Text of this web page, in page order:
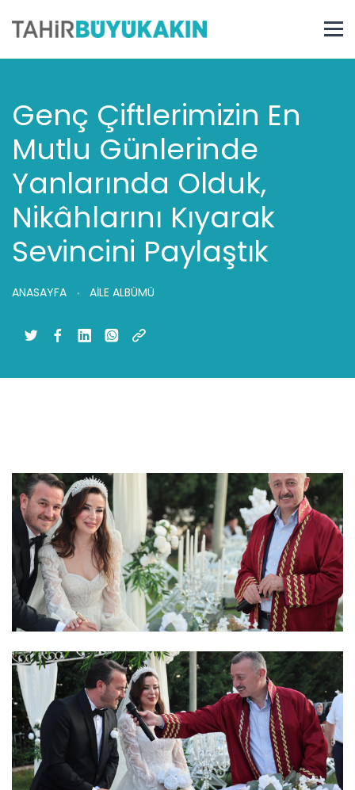
Genç Çiftlerimizin En
Mutlu Günlerinde
Yanlarında Olduk,
Nikâhlarını Kıyarak
Sevincini Paylaştık
ANASAYFA AİLE ALBÜMÜ